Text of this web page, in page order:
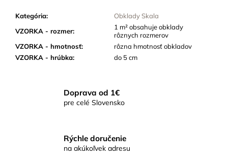
Kategória:
Obklady Skala
VZORKA - rozmer:
1 m² obsahuje obklady
rôznych rozmerov
VZORKA - hmotnosť:
rôzna hmotnosť obkladov
VZORKA - hrúbka: do 5 cm
Doprava od 1€
pre celé Slovensko
Rýchle doručenie
na akúkoľvek adresu